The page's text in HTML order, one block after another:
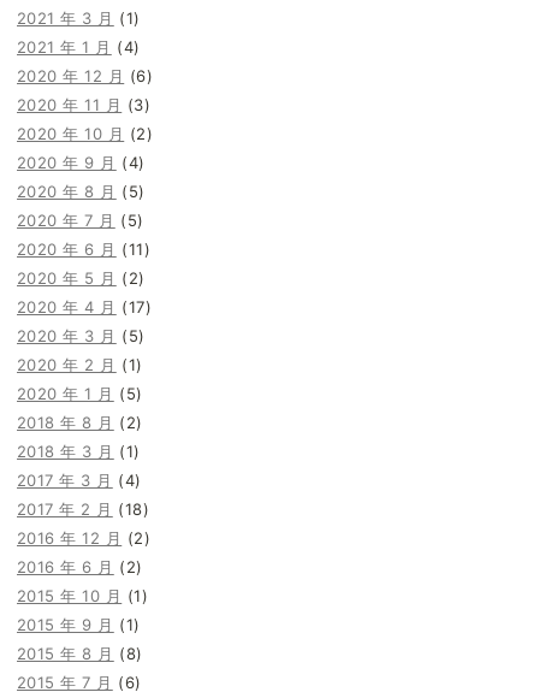
2021 年 3 月 (1)
2021 年 1 月 (4)
2020 年 12 月 (6)
2020 年 11 月 (3)
2020 年 10 月 (2)
2020 年 9 月 (4)
2020 年 8 月 (5)
2020 年 7 月 (5)
2020 年 6 月 (11)
2020 年 5 月 (2)
2020 年 4 月 (17)
2020 年 3 月 (5)
2020 年 2 月 (1)
2020 年 1 月 (5)
2018 年 8 月 (2)
2018 年 3 月 (1)
2017 年 3 月 (4)
2017 年 2 月 (18)
2016 年 12 月 (2)
2016 年 6 月 (2)
2015 年 10 月 (1)
2015 年 9 月 (1)
2015 年 8 月 (8)
2015 年 7 月 (6)